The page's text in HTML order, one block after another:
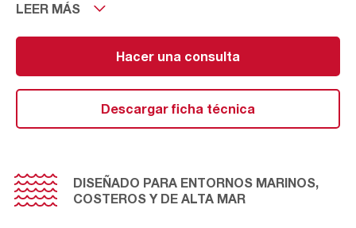
Una pérdida de carga operativa ultrabaja hace que el
verdaderamente rentable para cualquier sistema de filtro
de admisión, al proporcionar una excelente eficiencia en
la eliminación de la humedad libre. El diseño modular de la
solución garantiza que los casetes de lamas puedan ser
abatibles para acceder a los elementos filtrantes
posteriores o bien permanecer estacionarios (fijos).
LEER MÁS
Hacer una consulta
Descargar ficha técnica
DISEÑADO PARA ENTORNOS MARINOS,
COSTEROS Y DE ALTA MAR